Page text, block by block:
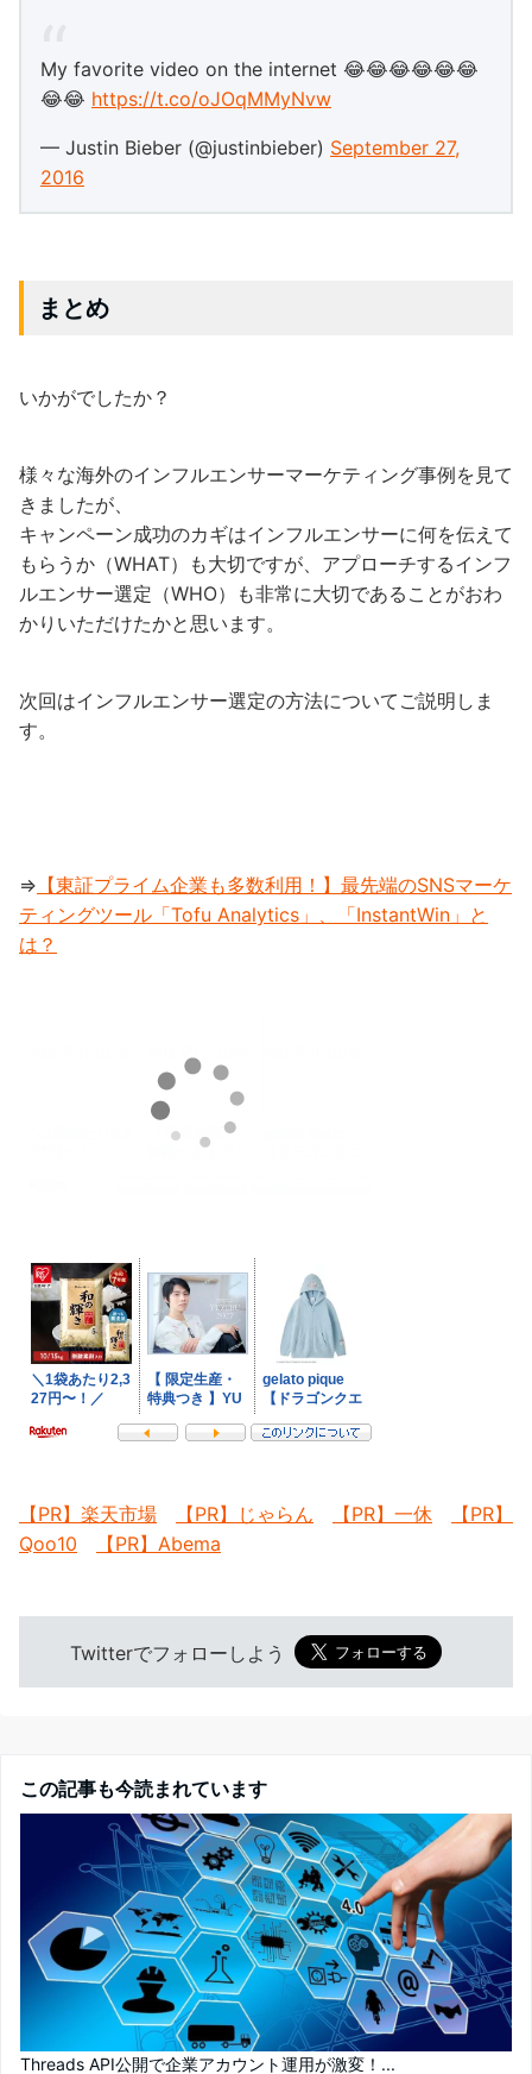
My favorite video on the internet 😂😂😂😂😂😂
😂😂 https://t.co/oJOqMMyNvw
— Justin Bieber (@justinbieber) September 27,
2016
まとめ
いかがでしたか？
様々な海外のインフルエンサーマーケティング事例を見て
きましたが、
キャンペーン成功のカギはインフルエンサーに何を伝えて
もらうか（WHAT）も大切ですが、アプローチするインフ
ルエンサー選定（WHO）も非常に大切であることがおわ
かりいただけたかと思います。
次回はインフルエンサー選定の方法についてご説明しま
す。
⇒ 【東証プライム企業も多数利用！】最先端のSNSマーケ
ティングツール「Tofu Analytics」、「InstantWin」と
は？
【PR】楽天市場 【PR】じゃらん 【PR】一休
【PR】
Qoo10
【PR】Abema
Twitterでフォローしよう
この記事も今読まれています
Threads API公開で企業アカウント運用が激変！...